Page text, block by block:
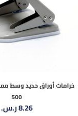
500
8.26 ر.س.‏